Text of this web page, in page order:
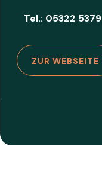
Tel.: 05322
ZUR WEBSEITE